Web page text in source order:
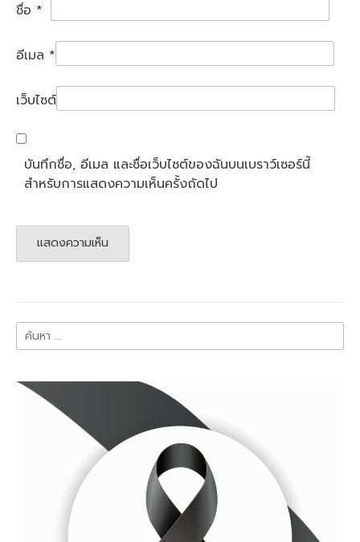
ชื่อ *
อีเมล *
เว็บไซต์
บันทึกชื่อ, อีเมล และชื่อเว็บไซต์ของฉันบนเบราว์เซอร์นี้
สำหรับการแสดงความเห็นครั้งถัดไป
ค้นหา
สำหรับ: